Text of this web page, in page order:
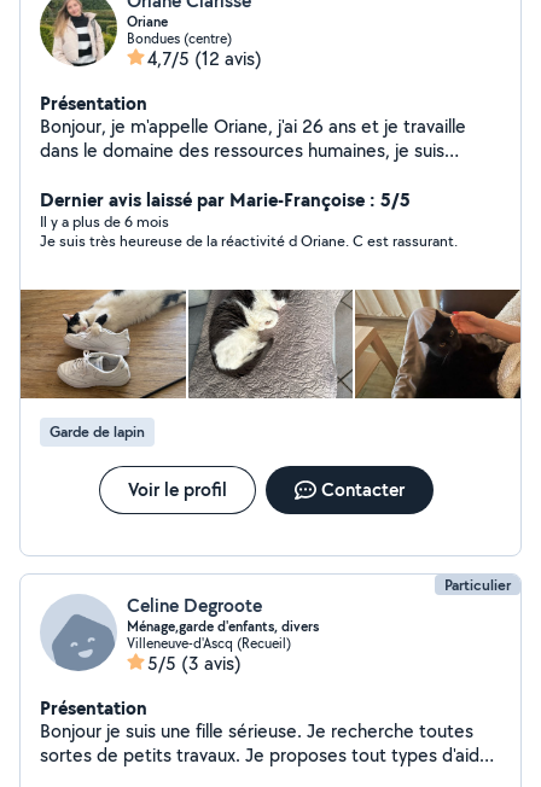
Oriane
Bondues (centre)
4,7/5 (12 avis)
Présentation
Bonjour, je m'appelle Oriane, j'ai 26 ans et je travaille
dans le domaine des ressources humaines, je suis
j'adore les animaux et ça serait avec plaisir de
m'occuper de votre animal durant votre absence.
N'hésitez pas à me contacter si besoin. Bonne journée!!
Dernier avis laissé par Marie-Françoise : 5/5
Il y a plus de 6 mois
Je suis très heureuse de la réactivité d Oriane. C est rassurant.
Garde de lapin
Voir le profil Contacter
Particulier
Celine Degroote
Ménage,garde d'enfants, divers
Villeneuve-d'Ascq (Recueil)
5/5 (3 avis)
Présentation
Bonjour je suis une fille sérieuse. Je recherche toutes
sortes de petits travaux. Je proposes tout types d'aide